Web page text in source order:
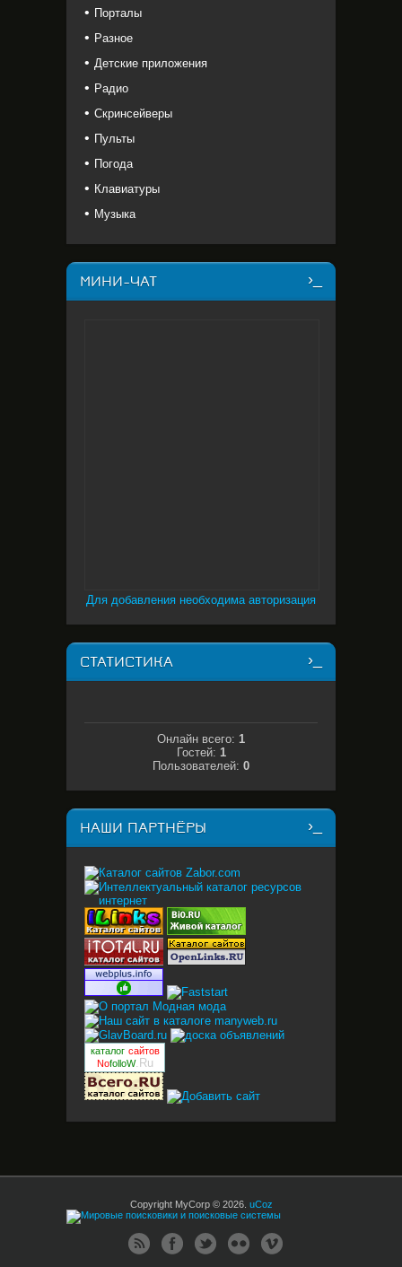
Порталы
Разное
Детские приложения
Радио
Скринсейверы
Пульты
Погода
Клавиатуры
Музыка
МИНИ-ЧАТ
Для добавления необходима авторизация
СТАТИСТИКА
Онлайн всего: 1
Гостей: 1
Пользователей: 0
НАШИ ПАРТНЁРЫ
каталог сайтов
NofolloW.Ru
Copyright MyCorp © 2026. uCoz